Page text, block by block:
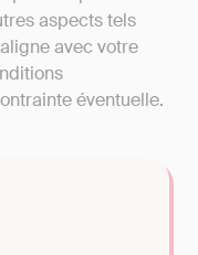
aspects tels
avec votre
éventuelle.